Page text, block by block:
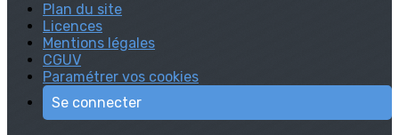
Plan du site
Licences
Mentions légales
CGUV
Paramétrer vos cookies
Se connecter